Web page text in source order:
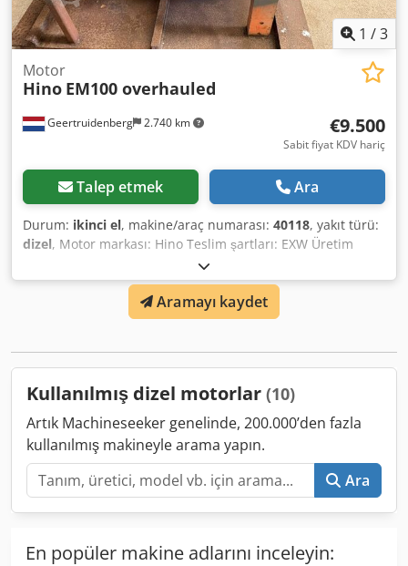
1 /3
Geertruidenberg 2.740 km
Motor
Hino EM100 overhauled
€9.500
Sabit fiyat KDV hariç
Talep etmek Ara
Durum: ikinci el, makine/araç numarası: 40118, yakıt türü:
dizel, Motor markası: Hino Teslim şartları: EXW Üretim
ülkesi: JP Dodpfx Ageyc E R Ss Sock Daha fazla bilgi için
Christiaan Dekker ile iletişime geçin.
Aramayı kaydet
Kullanılmış dizel motorlar (10)
Artık Machineseeker genelinde, 200.000’den fazla
kullanılmış makineyle arama yapın.
Ara
En popüler makine adlarını inceleyin: